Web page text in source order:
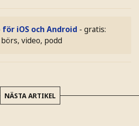
för iOS och Android - gratis:
video, podd
NÄSTA ARTIKEL